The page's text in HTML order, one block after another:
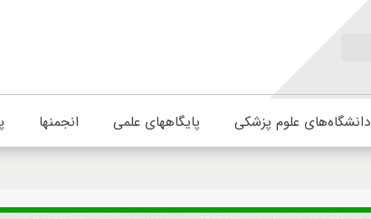
دانشگاه‌های علوم پزشکی پایگاههای علمی انجمنها